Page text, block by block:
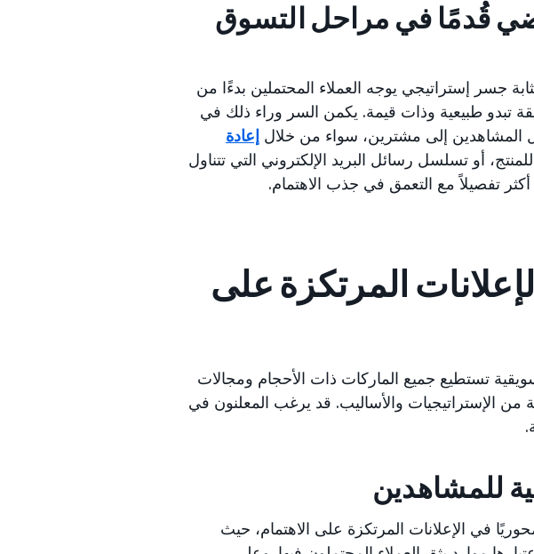
قُدمًا في مراحل التسوق
جسر إستراتيجي يوجه العملاء المحتملين بدءًا من
تبدو طبيعية وذات قيمة. يكمن السر وراء ذلك في
المشاهدين إلى مشترين، سواء من خلال إعادة
أو تسلسل رسائل البريد الإلكتروني التي تتناول
تفصيلاً مع التعمق في جذب الاهتمام.
المرتكزة على
تستطيع جميع الماركات ذات الأحجام ومجالات
الإستراتيجيات والأساليب. قد يرغب المعلنون في
للمشاهدين
في الإعلانات المرتكزة على الاهتمام، حيث